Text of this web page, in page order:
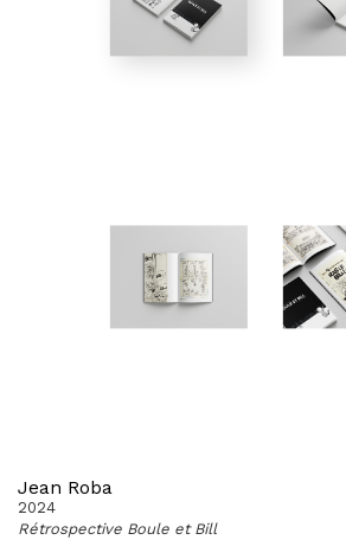
Jean Roba
2024
Rétrospective Boule et Bill